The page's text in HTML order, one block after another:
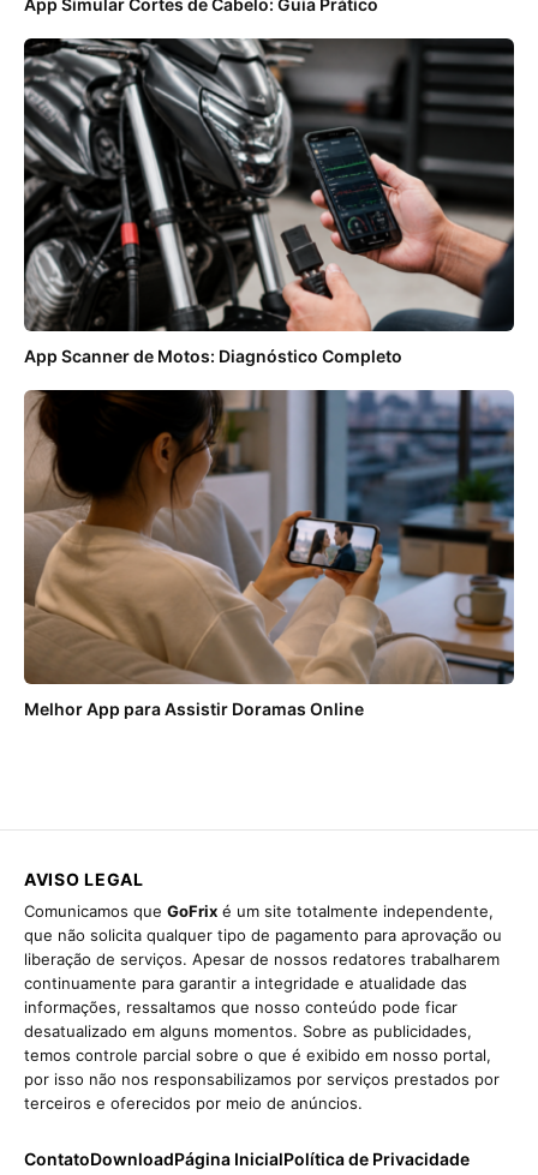
App Scanner de Motos: Diagnóstico Completo
Melhor App para Assistir Doramas Online
AVISO LEGAL
Comunicamos que GoFrix é um site totalmente independente,
que não solicita qualquer tipo de pagamento para aprovação ou
liberação de serviços. Apesar de nossos redatores trabalharem
continuamente para garantir a integridade e atualidade das
informações, ressaltamos que nosso conteúdo pode ficar
desatualizado em alguns momentos. Sobre as publicidades,
temos controle parcial sobre o que é exibido em nosso portal,
por isso não nos responsabilizamos por serviços prestados por
terceiros e oferecidos por meio de anúncios.
ContatoDownloadPágina InicialPolítica de Privacidade